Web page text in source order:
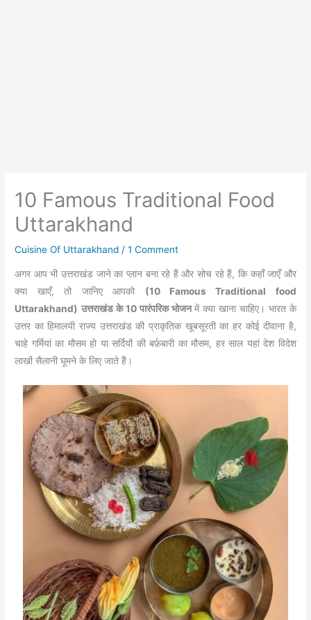
10 Famous Traditional Food
Uttarakhand
Cuisine Of Uttarakhand /1 Comment
अगर आप भी उत्तराखंड जाने का प्लान बना रहे हैं और सोच रहे हैं, कि कहाँ जाएँ और
क्या खाएँ, तो जानिए आपको (10 Famous Traditional food
Uttarakhand) उत्तराखंड के 10 पारंपरिक भोजनमें क्या खाना चाहिए। भारत के
उत्तर का हिमालयी राज्य उत्तराखंड की प्राकृतिक खूबसूरती का हर कोई दीवाना है,
चाहे गर्मियां का मौसम हो या सर्दियों की बर्फ़बारी का मौसम, हर साल यहां देश विदेश
लाखों सैलानी घूमने के लिए जाते हैं।